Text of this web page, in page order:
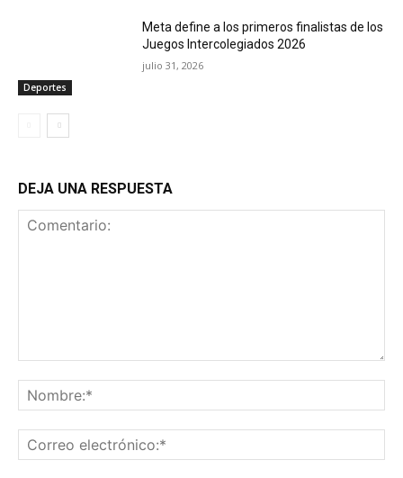
Deportes
Meta define a los primeros finalistas de los
Juegos Intercolegiados 2026
julio 31, 2026
DEJA UNA RESPUESTA